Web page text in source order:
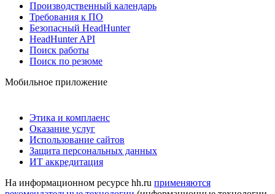
Производственный календарь
Требования к ПО
Безопасный HeadHunter
HeadHunter API
Поиск работы
Поиск по резюме
Мобильное приложение
Этика и комплаенс
Оказание услуг
Использование сайтов
Защита персональных данных
ИТ аккредитация
На информационном ресурсе hh.ru применяются